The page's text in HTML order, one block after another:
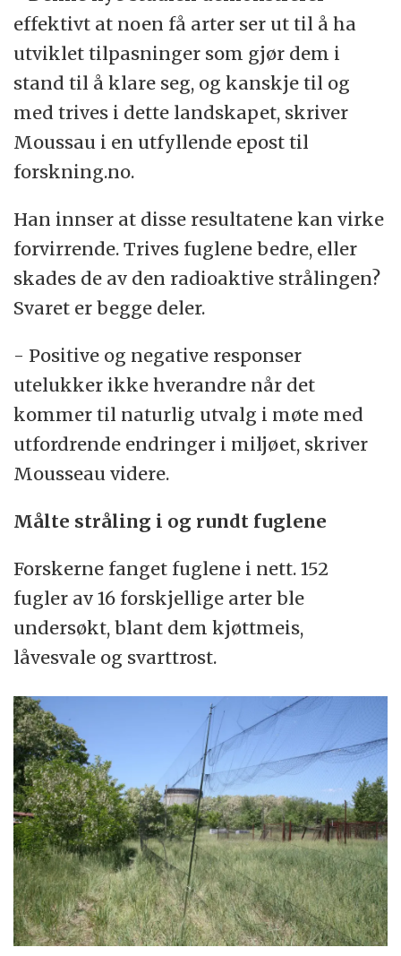
effektivt at noen få arter ser ut til å ha
utviklet tilpasninger som gjør dem i
stand til å klare seg, og kanskje til og
med trives i dette landskapet, skriver
Moussau i en utfyllende epost til
forskning.no.
Han innser at disse resultatene kan virke
forvirrende. Trives fuglene bedre, eller
skades de av den radioaktive strålingen?
Svaret er begge deler.
- Positive og negative responser
utelukker ikke hverandre når det
kommer til naturlig utvalg i møte med
utfordrende endringer i miljøet, skriver
Mousseau videre.
Målte stråling i og rundt fuglene
Forskerne fanget fuglene i nett. 152
fugler av 16 forskjellige arter ble
undersøkt, blant dem kjøttmeis,
låvesvale og svarttrost.